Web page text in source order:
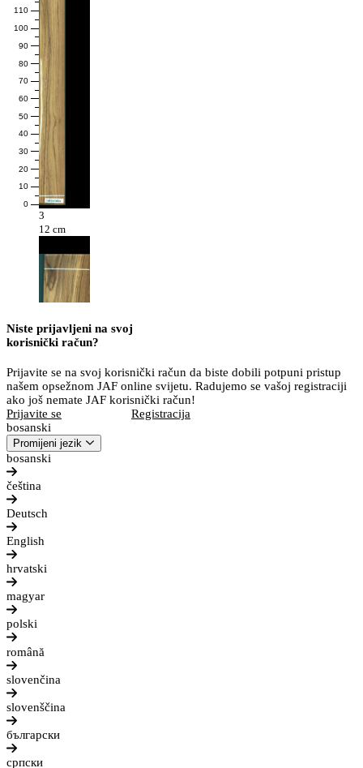
0
10
20
30
40
50
60
70
80
90
100
110
3
12 cm
Niste prijavljeni na svoj
korisnički račun?
Prijavite se na svoj korisnički račun da biste dobili potpuni pristup
našem opsežnom JAF online svijetu. Radujemo se vašoj registraciji
ako još nemate JAF korisnički račun!
Prijavite se
Registracija
bosanski
Promijeni jezik
bosanski
čeština
Deutsch
English
hrvatski
magyar
polski
română
slovenčina
slovenščina
български
српски